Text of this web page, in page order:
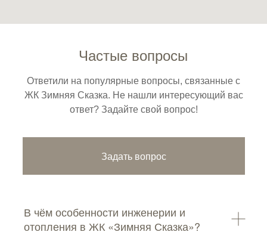
Ответили на популярные вопросы, связанные с
ЖК Зимняя Сказка. Не нашли интересующий вас
ответ? Задайте свой вопрос!
Частые вопросы
Задать вопрос
В чём особенности инженерии и
отопления в ЖК «Зимняя Сказка»?